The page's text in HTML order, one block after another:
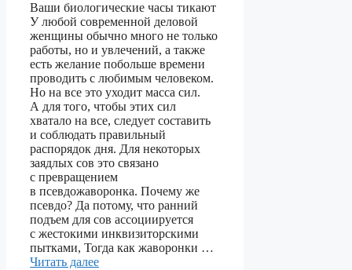
Ваши биологические часы тикают
У любой современной деловой
женщины обычно много не только
работы, но и увлечений, а также
есть желание побольше времени
проводить с любимым человеком.
Но на все это уходит масса сил.
А для того, чтобы этих сил
хватало на все, следует составить
и соблюдать правильный
распорядок дня. Для некоторых
заядлых сов это связано
с превращением
в псевдожаворонка. Почему же
псевдо? Да потому, что ранний
подъем для сов ассоциируется
с жестокими инквизиторскими
пытками, Тогда как жаворонки …
Читать далее